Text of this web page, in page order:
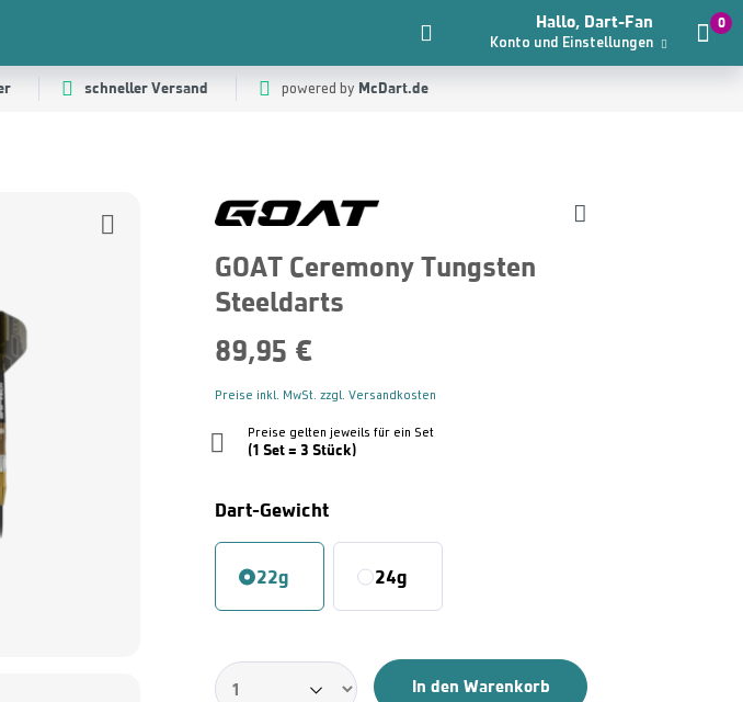
Hallo, Dart-Fan
Konto und Einstellungen
0
schneller Versand powered by McDart.de
GOAT Ceremony Tungsten
Steeldarts
89,95 €
Preise inkl. MwSt. zzgl. Versandkosten
Preise gelten jeweils für ein Set
(1 Set = 3 Stück)
Dart-GewichtAuswählen
22g 24g
In den Warenkorb